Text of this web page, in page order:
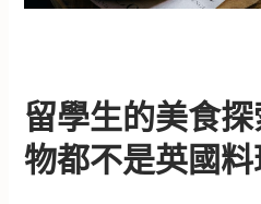
留學生的美食
物都不是英國料